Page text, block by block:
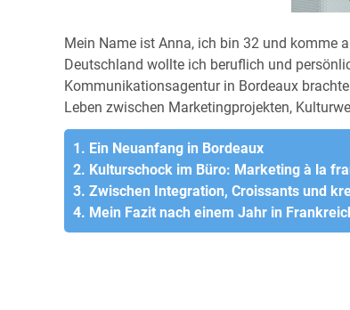
Mein Name ist Anna, ich bin 32 und komme
Deutschland wollte ich beruflich und
Kommunikationsagentur in Bordeaux
Leben zwischen Marketingprojekten,
1. Ein Neuanfang in Bordeaux
2. Kulturschock im Büro: Marketing à la
3. Zwischen Integration, Croissants und
4. Mein Fazit nach einem Jahr in